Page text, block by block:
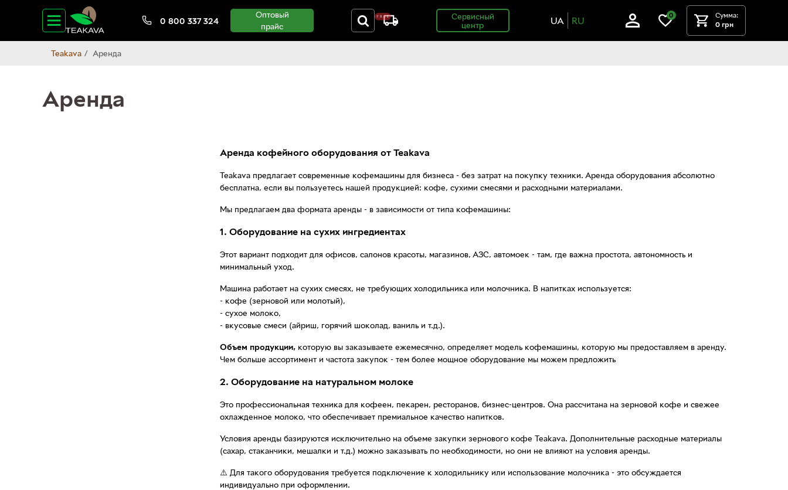
0 800 337 324
Оптовый
прайс
Сервисный
центр
UA RU 0
Сумма:
0 грн
Teakava Аренда
Аренда
Аренда кофейного оборудования от Teakava
Teakava предлагает современные кофемашины для бизнеса - без затрат на покупку техники. Аренда оборудования абсолютно
бесплатна, если вы пользуетесь нашей продукцией: кофе, сухими смесями и расходными материалами.
Мы предлагаем два формата аренды - в зависимости от типа кофемашины:
1. Оборудование на сухих ингредиентах
Этот вариант подходит для офисов, салонов красоты, магазинов, АЗС, автомоек - там, где важна простота, автономность и
минимальный уход.
Машина работает на сухих смесях, не требующих холодильника или молочника. В напитках используется:
- кофе (зерновой или молотый),
- сухое молоко,
- вкусовые смеси (айриш, горячий шоколад, ваниль и т.д.).
Объем продукции, которую вы заказываете ежемесячно, определяет модель кофемашины, которую мы предоставляем в аренду.
Чем больше ассортимент и частота закупок - тем более мощное оборудование мы можем предложить
2. Оборудование на натуральном молоке
Это профессиональная техника для кофеен, пекарен, ресторанов, бизнес-центров. Она рассчитана на зерновой кофе и свежее
охлажденное молоко, что обеспечивает премиальное качество напитков.
Условия аренды базируются исключительно на объеме закупки зернового кофе Teakava. Дополнительные расходные материалы
(сахар, стаканчики, мешалки и т.д.) можно заказывать по необходимости, но они не влияют на условия аренды.
⚠️ Для такого оборудования требуется подключение к холодильнику или использование молочника - это обсуждается
индивидуально при оформлении.